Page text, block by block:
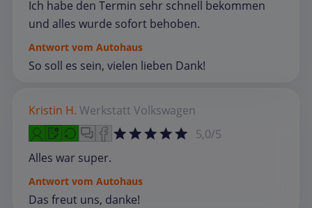
Ich habe den Termin sehr schnell bekommen
und alles wurde sofort behoben.
Antwort vom Autohaus
So soll es sein, vielen lieben Dank!
Kristin H. Werkstatt Volkswagen
5,0/5
Alles war super.
Antwort vom Autohaus
Das freut uns, danke!